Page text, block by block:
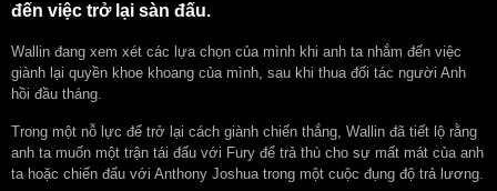
đến việc trở lại sàn đấu.
Wallin đang xem xét các lựa chọn của mình khi anh ta nhắm đến việc
giành lại quyền khoe khoang của mình, sau khi thua đối tác người Anh
hồi đầu tháng.
Trong một nỗ lực để trở lại cách giành chiến thắng, Wallin đã tiết lộ rằng
anh ta muốn một trận tái đấu với Fury để trả thù cho sự mất mát của anh
ta hoặc chiến đấu với Anthony Joshua trong một cuộc đụng độ trả lương.